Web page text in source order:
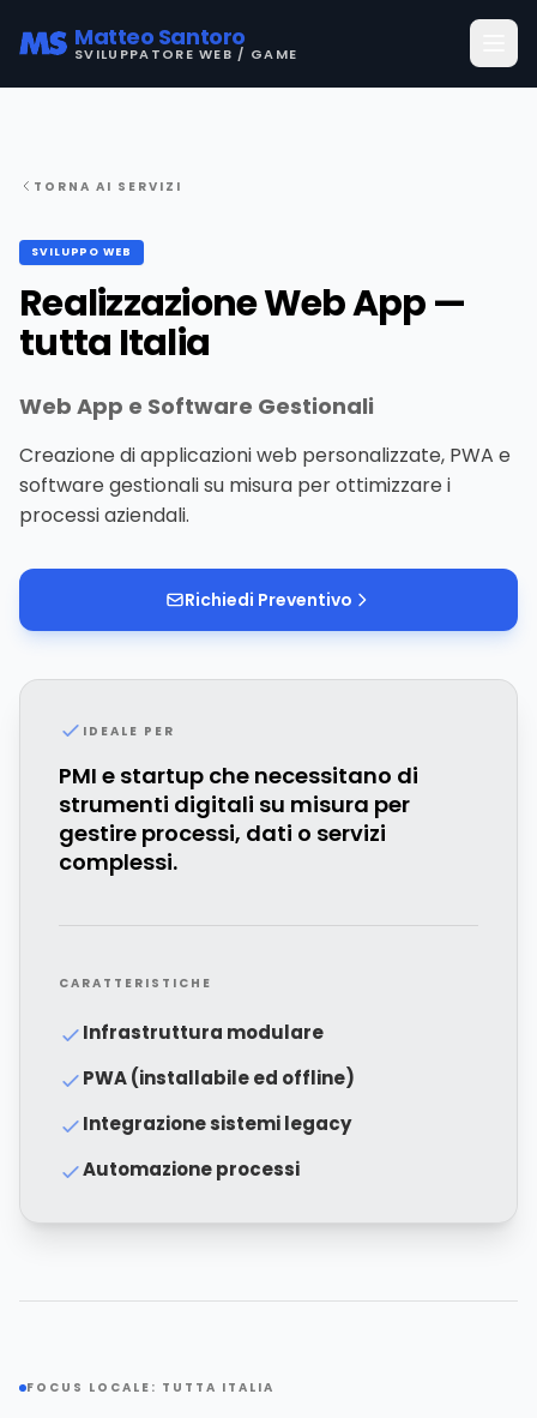
Matteo Santoro
SVILUPPATORE WEB / GAME
TORNA AI SERVIZI
SVILUPPO WEB
Realizzazione Web App —
tutta Italia
Web App e Software Gestionali
Creazione di applicazioni web personalizzate, PWA e
software gestionali su misura per ottimizzare i
processi aziendali.
Richiedi Preventivo
IDEALE PER
PMI e startup che necessitano di
strumenti digitali su misura per
gestire processi, dati o servizi
complessi.
CARATTERISTICHE
Infrastruttura modulare
PWA (installabile ed offline)
Integrazione sistemi legacy
Automazione processi
FOCUS LOCALE: TUTTA ITALIA